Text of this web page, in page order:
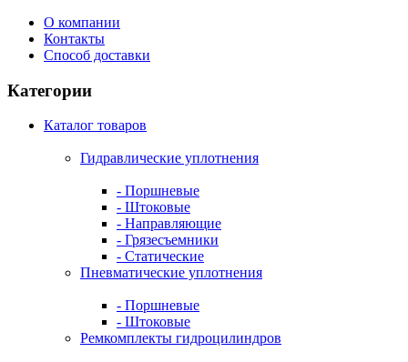
О компании
Контакты
Способ доставки
Категории
Каталог товаров
Гидравлические уплотнения
- Поршневые
- Штоковые
- Направляющие
- Грязесъемники
- Cтатические
Пневматические уплотнения
- Поршневые
- Штоковые
Ремкомплекты гидроцилиндров